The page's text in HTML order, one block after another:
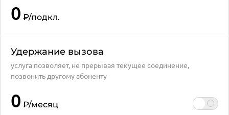
0 ₽/подкл.
Удержание вызова
услуга позволяет, не прерывая текущее соединение,
позвонить другому абоненту
0 ₽/месяц